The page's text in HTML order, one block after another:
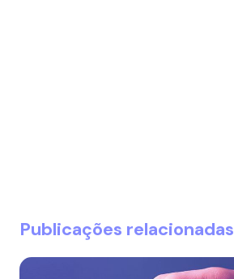
Publicações relacionadas